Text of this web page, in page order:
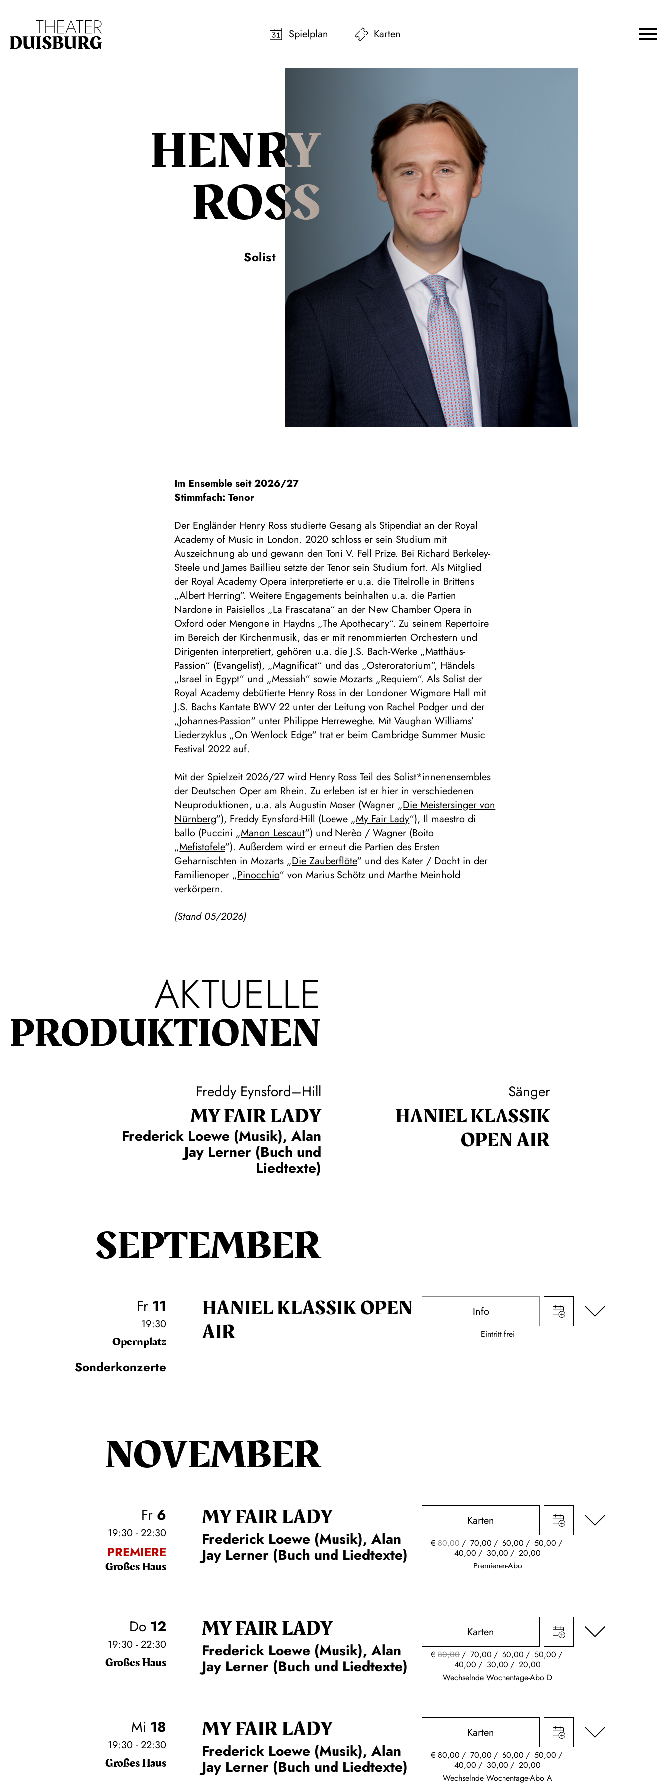
Spielplan
Karten
HENRY
ROSS
Solist
Im Ensemble seit 2026/27
Stimmfach: Tenor
Der Engländer Henry Ross studierte Gesang als Stipendiat an der Royal
Academy of Music in London. 2020 schloss er sein Studium mit
Auszeichnung ab und gewann den Toni V. Fell Prize. Bei Richard Berkeley-
Steele und James Baillieu setzte der Tenor sein Studium fort. Als Mitglied
der Royal Academy Opera interpretierte er u.a. die Titelrolle in Brittens
„Albert Herring“. Weitere Engagements beinhalten u.a. die Partien
Nardone in Paisiellos „La Frascatana“ an der New Chamber Opera in
Oxford oder Mengone in Haydns „The Apothecary“. Zu seinem Repertoire
im Bereich der Kirchenmusik, das er mit renommierten Orchestern und
Dirigenten interpretiert, gehören u.a. die J.S. Bach-Werke „Matthäus-
Passion“ (Evangelist), „Magnificat“ und das „Osteroratorium“, Händels
„Israel in Egypt“ und „Messiah“ sowie Mozarts „Requiem“. Als Solist der
Royal Academy debütierte Henry Ross in der Londoner Wigmore Hall mit
J.S. Bachs Kantate BWV 22 unter der Leitung von Rachel Podger und der
„Johannes-Passion“ unter Philippe Herreweghe. Mit Vaughan Williams’
Liederzyklus „On Wenlock Edge“ trat er beim Cambridge Summer Music
Festival 2022 auf.
Mit der Spielzeit 2026/27 wird Henry Ross Teil des Solist*innenensembles
der Deutschen Oper am Rhein. Zu erleben ist er hier in verschiedenen
Neuproduktionen, u.a. als Augustin Moser (Wagner „Die Meistersinger von
Nürnberg“), Freddy Eynsford-Hill (Loewe „My Fair Lady“), Il maestro di
ballo (Puccini „Manon Lescaut“) und Nerèo / Wagner (Boito
„Mefistofele“). Außerdem wird er erneut die Partien des Ersten
Geharnischten in Mozarts „Die Zauberflöte“ und des Kater / Docht in der
Familienoper „Pinocchio“ von Marius Schötz und Marthe Meinhold
verkörpern.
(Stand 05/2026)
AKTUELLE
PRODUKTIONEN
Freddy Eynsford–Hill
MY FAIR LADY
Frederick Loewe (Musik), Alan
Jay Lerner (Buch und
Liedtexte)
Sänger
HANIEL KLASSIK
OPEN AIR
SEPTEMBER
Fr 11
19:30
Opernplatz
Sonderkonzerte
HANIEL KLASSIK OPEN
AIR
Info
Eintritt frei
NOVEMBER
Fr 6
19:30 - 22:30
PREMIERE
Großes Haus
MY FAIR LADY
Frederick Loewe (Musik), Alan
Jay Lerner (Buch und Liedtexte)
Karten
€80,00 70,00 60,00
50,00
40,00
30,00
20,00
Premieren-Abo
Do 12
19:30 - 22:30
Großes Haus
MY FAIR LADY
Frederick Loewe (Musik), Alan
Jay Lerner (Buch und Liedtexte)
Karten
€80,00 70,00 60,00
50,00
40,00
30,00
20,00
Wechselnde Wochentage-Abo D
Mi 18
19:30 - 22:30
Großes Haus
MY FAIR LADY
Frederick Loewe (Musik), Alan
Jay Lerner (Buch und Liedtexte)
Karten
€ 80,00 70,00 60,00
50,00
40,00
30,00
20,00
Wechselnde Wochentage-Abo A